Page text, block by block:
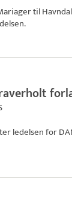
til
ledelsen for